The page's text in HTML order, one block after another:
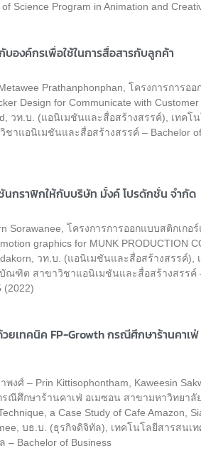
Science Program in Animation and
องค์กรเพื่อใช้ในการสื่อสารกับลูกค้า
Prathanphonphan, โครงการการอ
Design for Communicate with
วท.บ. (แอนิเมชันและสื่อสร้างสรรค์), เทคโ
แอนิเมชันและสื่อสร้างสรรค์ – Bachelor of
นกราฟิกให้กับบริษัท มั้งค์ โปรดักชั่น จำกัด
Sorawanee, โครงการการออกแบบสติกเก
graphics for MUNK PRODUCTION
วท.บ. (แอนิเมชันและสื่อสร้างสรรค์),
ณฑิต สาขาวิชาแอนิเมชันและสื่อสร้างสรรค์
(2022)
วยเทคนิค FP-Growth กรณีศึกษาร้านคาเ
ศ์ – Prin Kittisophontham, Kaweesin
ณีศึกษาร้านคาเฟ่ อเมซอน สาขามหาวิทยาลั
a Case Study of Cafe Amazon,
บธ.บ. (ธุรกิจดิจิทัล), เทคโนโลยีสารสนเท
Bachelor of Business